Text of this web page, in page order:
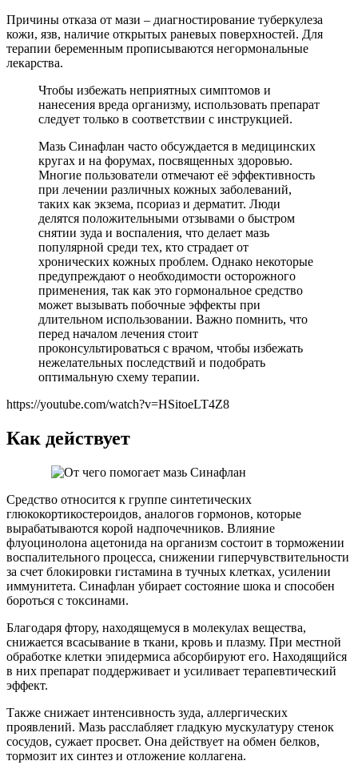
Причины отказа от мази – диагностирование туберкулеза
кожи, язв, наличие открытых раневых поверхностей. Для
терапии беременным прописываются негормональные
лекарства.
Чтобы избежать неприятных симптомов и
нанесения вреда организму, использовать препарат
следует только в соответствии с инструкцией.
Мазь Синафлан часто обсуждается в медицинских
кругах и на форумах, посвященных здоровью.
Многие пользователи отмечают её эффективность
при лечении различных кожных заболеваний,
таких как экзема, псориаз и дерматит. Люди
делятся положительными отзывами о быстром
снятии зуда и воспаления, что делает мазь
популярной среди тех, кто страдает от
хронических кожных проблем. Однако некоторые
предупреждают о необходимости осторожного
применения, так как это гормональное средство
может вызывать побочные эффекты при
длительном использовании. Важно помнить, что
перед началом лечения стоит
проконсультироваться с врачом, чтобы избежать
нежелательных последствий и подобрать
оптимальную схему терапии.
https://youtube.com/watch?v=HSitoeLT4Z8
Как действует
Средство относится к группе синтетических
глюкокортикостероидов, аналогов гормонов, которые
вырабатываются корой надпочечников. Влияние
флуоцинолона ацетонида на организм состоит в торможении
воспалительного процесса, снижении гиперчувствительности
за счет блокировки гистамина в тучных клетках, усилении
иммунитета. Синафлан убирает состояние шока и способен
бороться с токсинами.
Благодаря фтору, находящемуся в молекулах вещества,
снижается всасывание в ткани, кровь и плазму. При местной
обработке клетки эпидермиса абсорбируют его. Находящийся
в них препарат поддерживает и усиливает терапевтический
эффект.
Также снижает интенсивность зуда, аллергических
проявлений. Мазь расслабляет гладкую мускулатуру стенок
сосудов, сужает просвет. Она действует на обмен белков,
тормозит их синтез и отложение коллагена.